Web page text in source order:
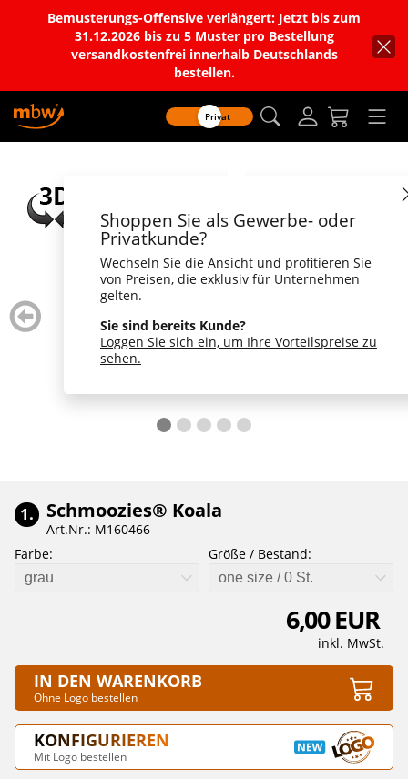
Bemusterungs-Offensive verlängert: Jetzt bis zum
31.12.2026 bis zu 5 Muster pro Bestellung
versandkostenfrei innerhalb Deutschlands
bestellen.
Privat
Shoppen Sie als Gewerbe- oder
Privatkunde?
Wechseln Sie die Ansicht und profitieren Sie
von Preisen, die exklusiv für Unternehmen
gelten.
Sie sind bereits Kunde?
Loggen Sie sich ein, um Ihre Vorteilspreise zu
sehen.
zurück
blättern
1. Schmoozies® Koala
Art.Nr.: M160466
Farbe:
grau
Größe / Bestand:
one size / 0 St.
6,00 EUR
inkl. MwSt.
IN DEN WARENKORB
Ohne Logo bestellen
KONFIGURIEREN
Mit Logo bestellen